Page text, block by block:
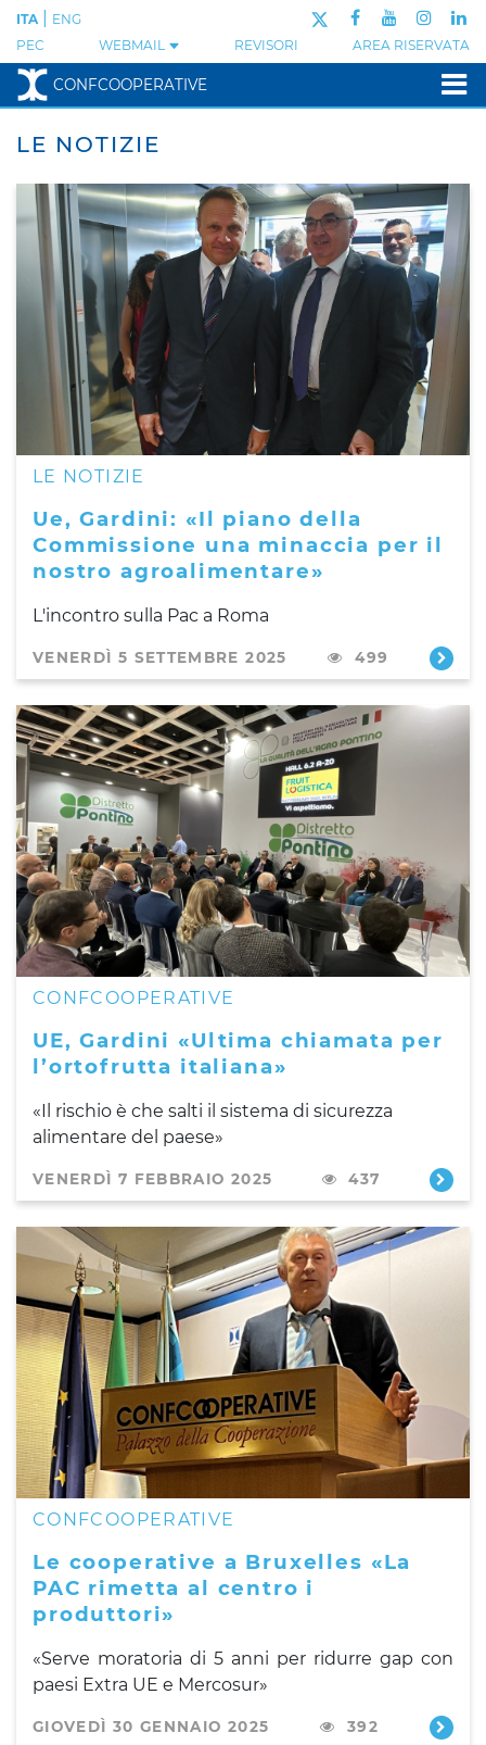
PEC WEBMAIL REVISORI AREA RISERVATA
ITA ENG
CONFCOOPERATIVE
LE NOTIZIE
LE NOTIZIE
Ue, Gardini: «Il piano della
Commissione una minaccia per il
nostro agroalimentare»
L'incontro sulla Pac a Roma
VENERDÌ 5 SETTEMBRE 2025 499
CONFCOOPERATIVE
UE, Gardini «Ultima chiamata per
l’ortofrutta italiana»
«Il rischio è che salti il sistema di sicurezza
alimentare del paese»
VENERDÌ 7 FEBBRAIO 2025 437
CONFCOOPERATIVE
Le cooperative a Bruxelles «La
PAC rimetta al centro i
produttori»
«Serve moratoria di 5 anni per ridurre gap con
paesi Extra UE e Mercosur»
GIOVEDÌ 30 GENNAIO 2025 392